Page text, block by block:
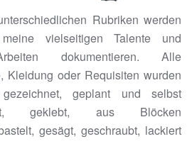
Rubriken werden
vielseitigen Talente und
dokumentieren. Alle
Kleidung oder Requisiten wurden
geplant und selbst
geklebt, aus Blöcken
gesägt, geschraubt, lackiert